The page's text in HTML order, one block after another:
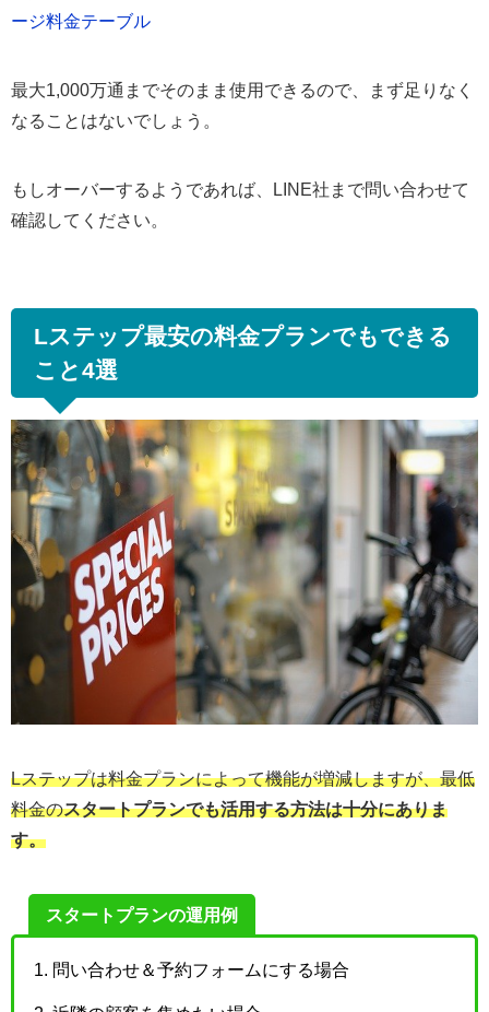
ージ料金テーブル
最大1,000万通までそのまま使用できるので、まず足りなく
なることはないでしょう。
もしオーバーするようであれば、LINE社まで問い合わせて
確認してください。
Lステップ最安の料金プランでもできる
こと4選
Lステップは料金プランによって機能が増減しますが、最低
料金のスタートプランでも活用する方法は十分にありま
す。
スタートプランの運用例
問い合わせ＆予約フォームにする場合